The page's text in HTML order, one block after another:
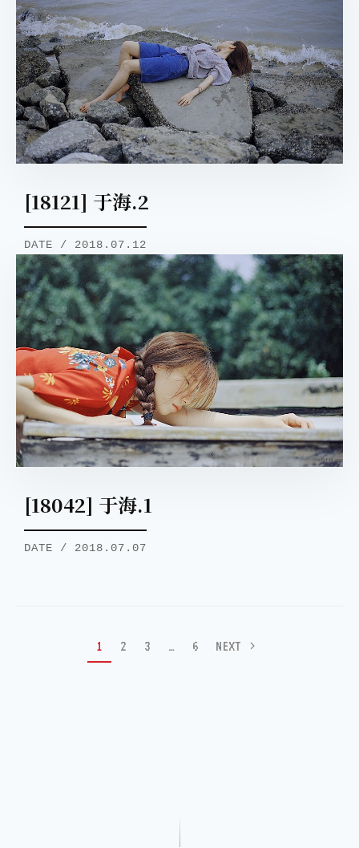
[18121] 于海.2
DATE / 2018.07.12
[18042] 于海.1
DATE / 2018.07.07
1 2 3 … 6 NEXT